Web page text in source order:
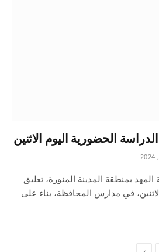
الحضورية اليوم الاثنين
بمنطقة المدينة المنورة، تعليق
في مدارس المحافظة، بناء على